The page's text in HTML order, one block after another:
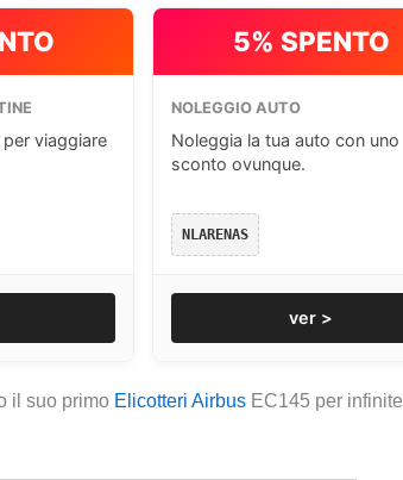
viaggiare
5% SPENTO
NOLEGGIO AUTO
Noleggia la tua auto con uno
sconto ovunque.
NLARENAS
ver >
il suo primo Elicotteri Airbus EC145 per infinite